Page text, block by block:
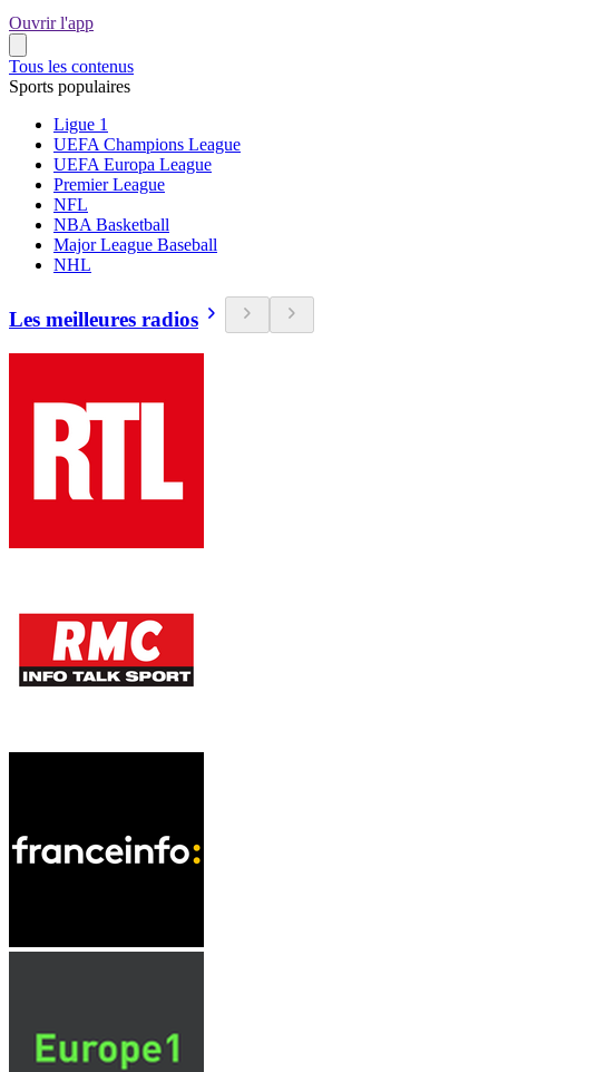
Ouvrir l'app
Tous les contenus
Sports populaires
Ligue 1
UEFA Champions League
UEFA Europa League
Premier League
NFL
NBA Basketball
Major League Baseball
NHL
Les meilleures radios